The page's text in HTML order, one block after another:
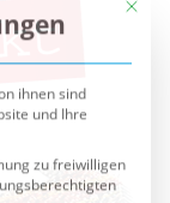
zu freiwilligen
auf unserer
andere uns
(z. B. IP-
oder